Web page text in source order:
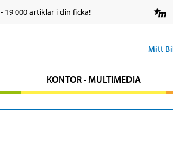
- 19 000 artiklar i din ficka!
Mitt
KONTOR - MULTIMEDIA